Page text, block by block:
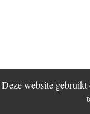
Deze website